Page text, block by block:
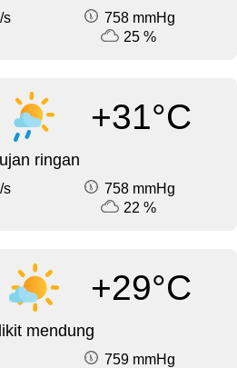
s
758 mmHg
25 %
+31°C
ringan
s
758 mmHg
22 %
+29°C
mendung
759 mmHg